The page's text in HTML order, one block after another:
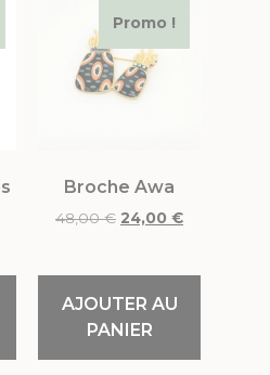
Promo !
Broche Awa
48,00€ 24,00 €
AJOUTER AU
PANIER